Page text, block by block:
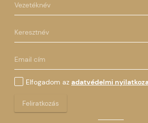
Elfogadom az adatvédelmi
Feliratkozás